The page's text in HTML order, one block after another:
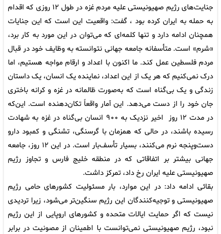
جنایت‌های رژیم صهیونیستی علیه مردم غزه در طول ۱۲ روزی که اقدام
به حمله به ایران کرده بود ، گفت: واقعیت این است که این جنایات
همچنان ادامه دارد و تنها کلمه‌ای که می‌توان در این مورد به کار برد،
«شرم» است. متأسفانه جامعه جهانی نتوانسته به وظایف خود در قبال
مردم فلسطین عمل کند. ما اکنون با اعداد و ارقام مواجه هستیم، اما
درک نمی‌کنیم که هر یک از این اعداد، نماینده یک انسان، یک داستان
زندگی و یک بی‌گناه است که به‌صورت ظالمانه در غزه و کرانه باختری
جان خود را از دست می‌دهد. این آمار واقعاً تکان‌دهنده است. این‌که
در مدت ۱۲ روز اخیر نزدیک به ۹۰۰ انسان بی‌گناه در غزه به شهادت
رسیده باشند، در حالی که همزمان با گرسنگی، تشنگی و کمبود دارو
دست‌وپنجه نرم می‌کنند، بسیار تأسف‌بار است. در این ۱۲ روز، جامعه
جهانی بیشتر بر اتفاقاتی که در منطقه خلیج فارس و تجاوز رژیم
صهیونیستی علیه ایران رخ داد، تمرکز داشت.
بقائی ادامه داد: در این موارد، بار مسئولیت کشورهای حامی رژیم
صهیونیستی و توجیه‌کنندگان این رژیم سنگین‌تر می‌شود، زیرا تردیدی
نیست که اگر حمایت ایالات متحده و کشورهای اروپایی از این رژیم
نبود، رژیم صهیونیستی نمی‌توانست با اطمینان از مصونیت در برابر